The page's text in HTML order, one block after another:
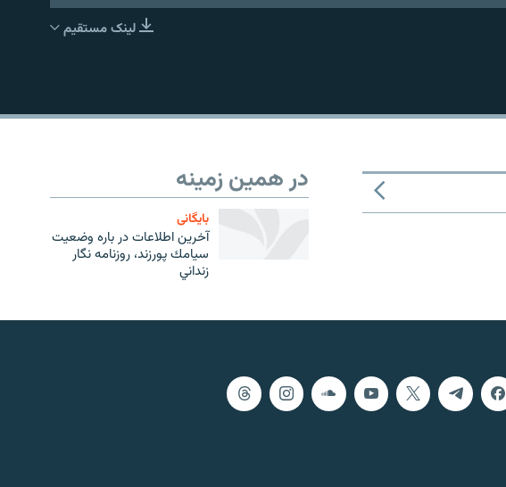
EMBED
لینک مستقیم
در همین زمینه
بایگانی
آخرين اطلاعات در باره وضعيت
سيامك پورزند، روزنامه نگار
زنداني